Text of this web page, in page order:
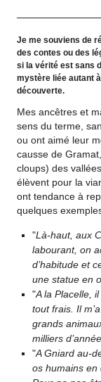
Je me souviens de
des contes ou des
si la vérité est sans
mystère liée autant
découverte.
Mes ancêtres et
sens du terme,
ou ont aimé leur
causse de
cloups) des
élèvent pour la
ont tendance à
quelques
"Là-haut, aux
labourant, on
d’habitude et
une statue en
"A la Placelle,
tout frais. Il
grands
milliers
"A Gniard au-
os humains en